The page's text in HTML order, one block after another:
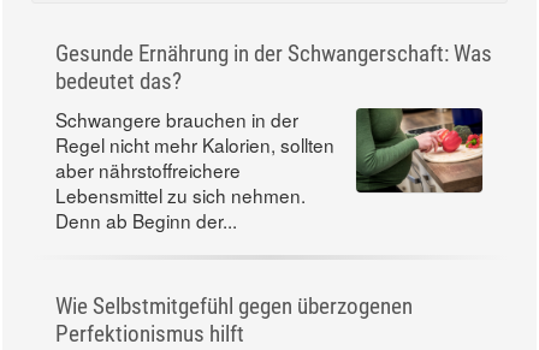
Gesunde Ernährung in der Schwangerschaft: Was
bedeutet das?
Schwangere brauchen in der
Regel nicht mehr Kalorien, sollten
aber nährstoffreichere
Lebensmittel zu sich nehmen.
Denn ab Beginn der...
Wie Selbstmitgefühl gegen überzogenen
Perfektionismus hilft